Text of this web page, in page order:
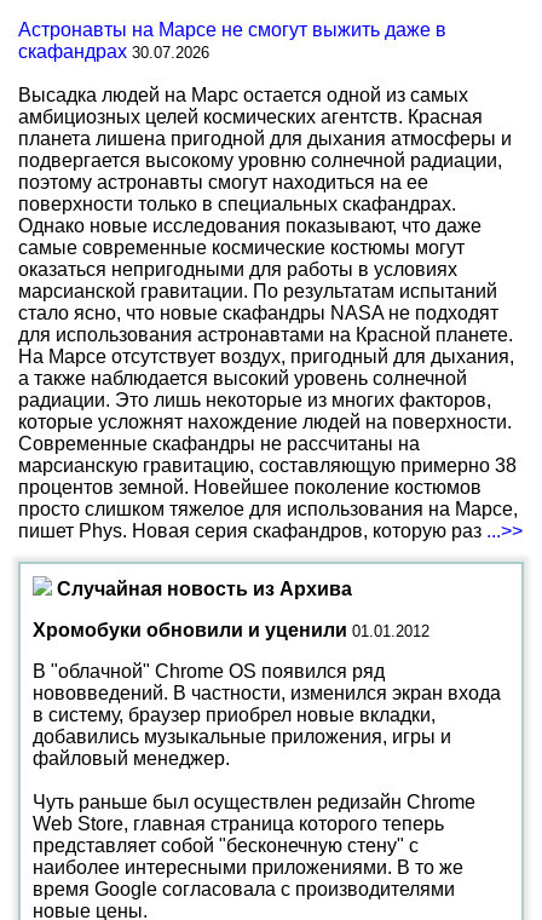
Астронавты на Марсе не смогут выжить даже в
скафандрах 30.07.2026
Высадка людей на Марс остается одной из самых
амбициозных целей космических агентств. Красная
планета лишена пригодной для дыхания атмосферы и
подвергается высокому уровню солнечной радиации,
поэтому астронавты смогут находиться на ее
поверхности только в специальных скафандрах.
Однако новые исследования показывают, что даже
самые современные космические костюмы могут
оказаться непригодными для работы в условиях
марсианской гравитации. По результатам испытаний
стало ясно, что новые скафандры NASA не подходят
для использования астронавтами на Красной планете.
На Марсе отсутствует воздух, пригодный для дыхания,
а также наблюдается высокий уровень солнечной
радиации. Это лишь некоторые из многих факторов,
которые усложнят нахождение людей на поверхности.
Современные скафандры не рассчитаны на
марсианскую гравитацию, составляющую примерно 38
процентов земной. Новейшее поколение костюмов
просто слишком тяжелое для использования на Марсе,
пишет Phys. Новая серия скафандров, которую раз ...>>
Случайная новость из Архива
Хромобуки обновили и уценили 01.01.2012
В "облачной" Chrome OS появился ряд
нововведений. В частности, изменился экран входа
в систему, браузер приобрел новые вкладки,
добавились музыкальные приложения, игры и
файловый менеджер.
Чуть раньше был осуществлен редизайн Chrome
Web Store, главная страница которого теперь
представляет собой "бесконечную стену" с
наиболее интересными приложениями. В то же
время Google согласовала с производителями
новые цены.